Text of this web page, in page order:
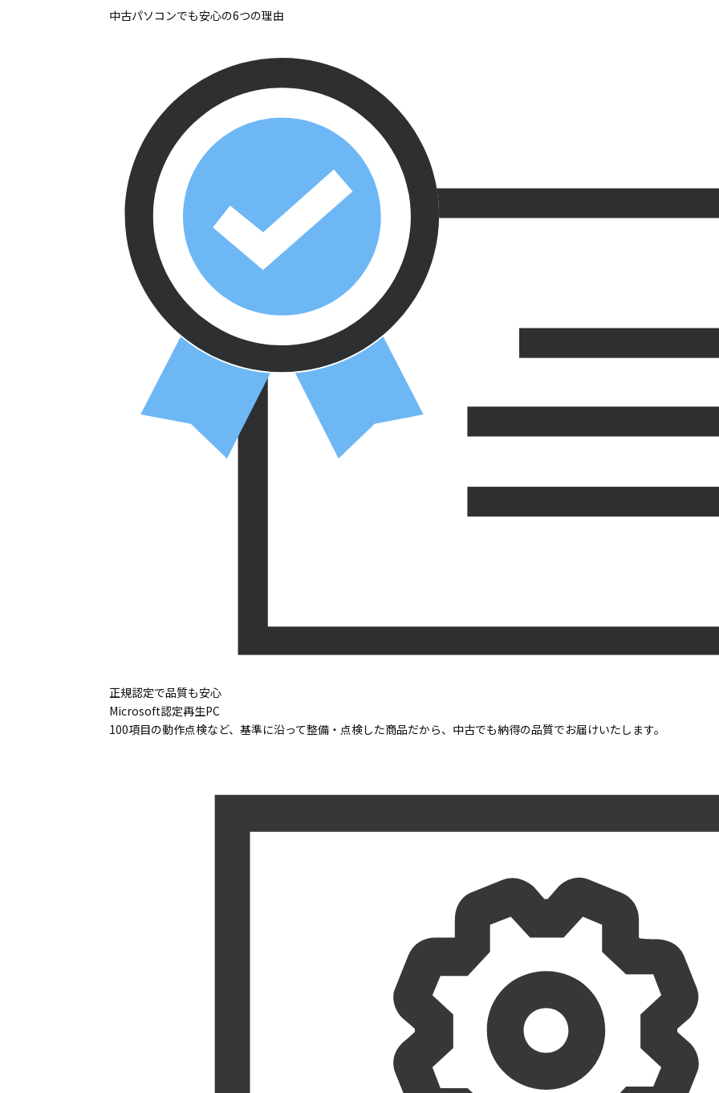
中古パソコンでも安心の6つの理由
正規認定で品質も安心
Microsoft認定再生PC
100項目の動作点検など、基準に沿って整備・点検した商品だから、中古でも納得の品質でお届けいたします。